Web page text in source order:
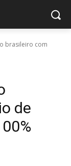
brasileiro com
de